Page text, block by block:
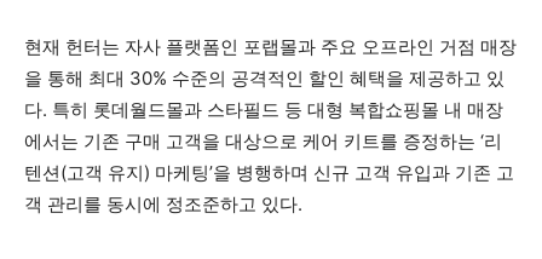
현재 헌터는 자사 플랫폼인 포랩몰과 주요 오프라인 거점 매장
을 통해 최대 30% 수준의 공격적인 할인 혜택을 제공하고 있
다. 특히 롯데월드몰과 스타필드 등 대형 복합쇼핑몰 내 매장
에서는 기존 구매 고객을 대상으로 케어 키트를 증정하는 ‘리
텐션(고객 유지) 마케팅’을 병행하며 신규 고객 유입과 기존 고
객 관리를 동시에 정조준하고 있다.